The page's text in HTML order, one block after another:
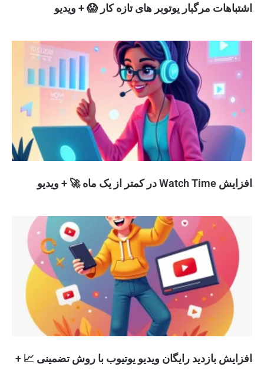
اشتباهات مرگبار یوتوبر های تازه کار 😱 + ویدیو
افزایش Watch Time در کمتر از یک ماه 🚀 + ویدیو
افزایش بازدید رایگان ویدیو یوتیوب با روش تضمینی 📈 +